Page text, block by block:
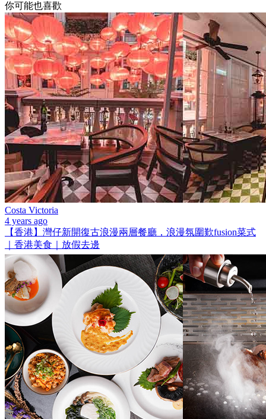
你可能也喜歡
Costa Victoria
4 years ago
【香港】灣仔新開復古浪漫兩層餐廳，浪漫氛圍歎fusion菜式
｜香港美食｜放假去邊